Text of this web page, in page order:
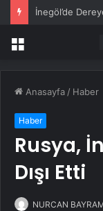
İnegöl’de
Menü
Anasayfa / Haber
Haber
Rusya,
Dışı Etti
NURCAN